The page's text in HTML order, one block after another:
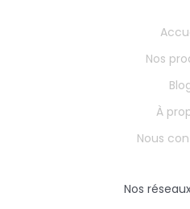
Nos
À
Nous
Nos